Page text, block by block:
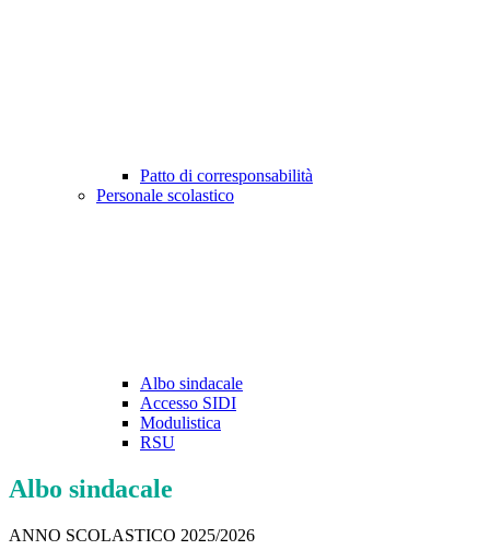
Patto di corresponsabilità
Personale scolastico
Albo sindacale
Accesso SIDI
Modulistica
RSU
Albo sindacale
ANNO SCOLASTICO 2025/2026